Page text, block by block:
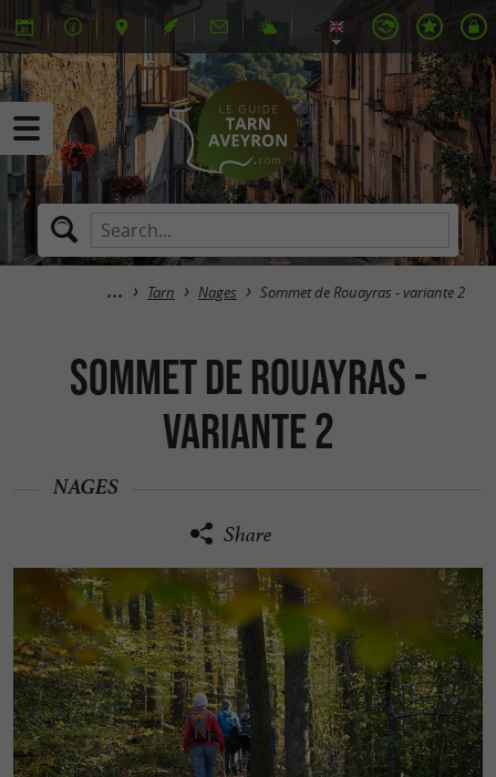
Tarn Nages Sommet de Rouayras - variante 2
Sommet de Rouayras -
variante 2
NAGES
Share